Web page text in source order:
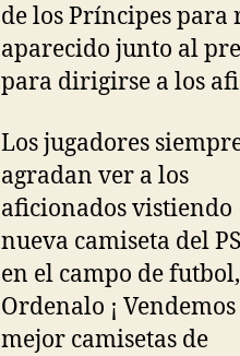
de los Príncipes
aparecido junto al
para dirigirse a los
Los jugadores
agradan ver a los
aficionados vistiendo
nueva camiseta del
en el campo de futbol,
Ordenalo ¡
mejor camisetas de